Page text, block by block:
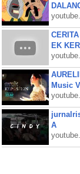
EK
Music
A